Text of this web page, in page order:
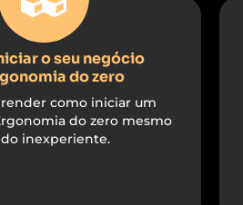
o seu negócio
do zero
como iniciar um
do zero mesmo
inexperiente.​